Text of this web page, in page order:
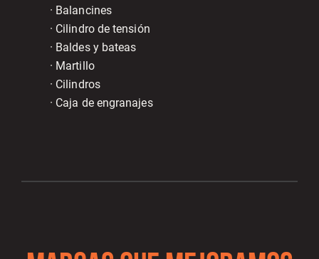
· Balancines
· Cilindro de tensión
· Baldes y bateas
· Martillo
· Cilindros
· Caja de engranajes